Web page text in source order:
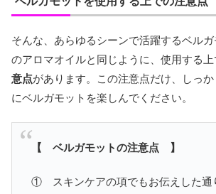
そんな、あらゆるシーンで活躍するベル
のアロマオイルと同じように、使用する上
意点があります。この注意点だけ、しっ
にベルガモットを楽しんでください。
【 ベルガモットの注意点 】
① スキンケアの項でもお伝えした通